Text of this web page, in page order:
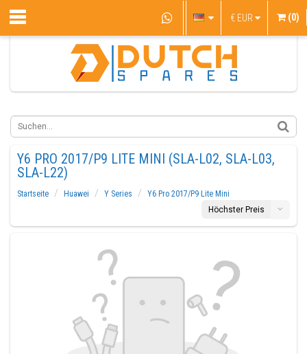
€ EUR (0)
Y6 PRO 2017/P9 LITE MINI (SLA-L02, SLA-L03,
SLA-L22)
Startseite Huawei Y Series
Y6 Pro 2017/P9 Lite Mini
Höchster Preis